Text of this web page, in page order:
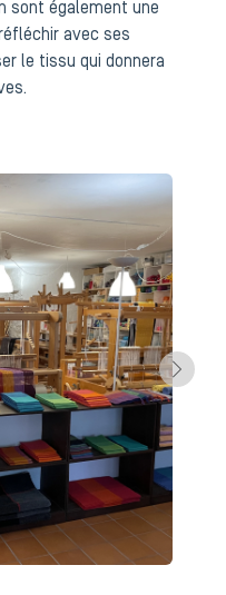
sont également une
avec ses
le tissu qui donnera